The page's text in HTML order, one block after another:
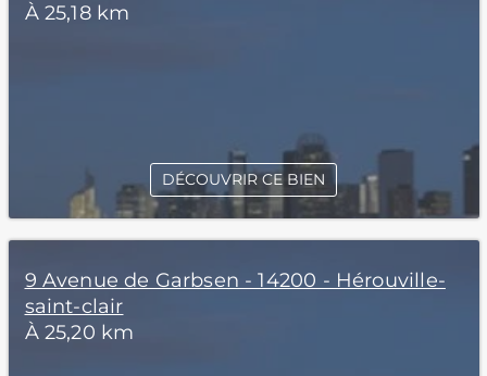
À 25,18 km
DÉCOUVRIR CE BIEN
9 Avenue de Garbsen - 14200 - Hérouville-
saint-clair
À 25,20 km